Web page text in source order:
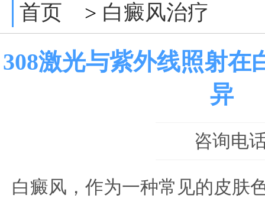
首页 > 白癜风治疗
308激光与紫外线照射在
异
咨询电
白癜风，作为一种常见的皮肤